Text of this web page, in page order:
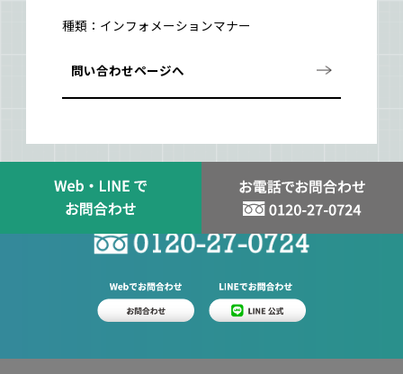
種類：インフォメーションマナー
問い合わせページへ
スタッフ登録はお問い合わせから